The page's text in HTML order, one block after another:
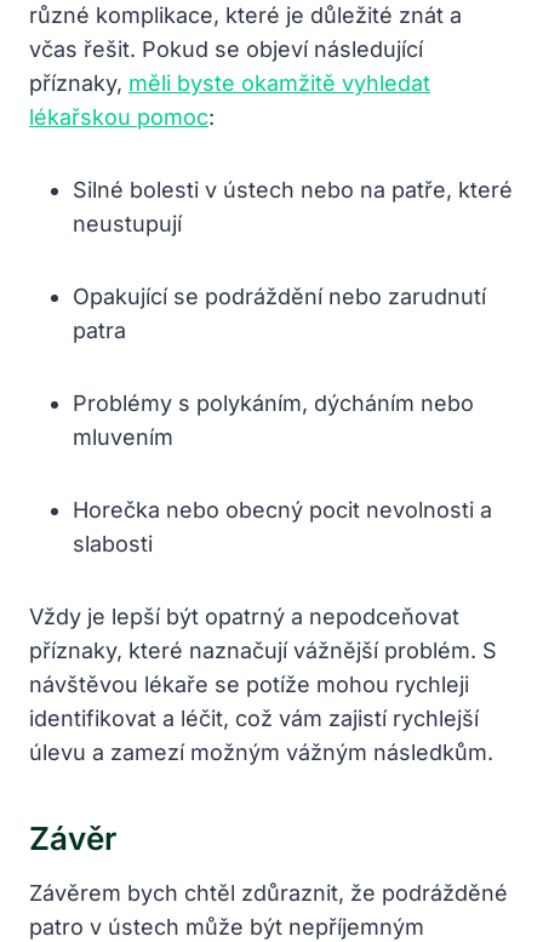
různé komplikace, které je důležité znát a
včas řešit. Pokud se objeví následující
příznaky, měli byste okamžitě vyhledat
lékařskou pomoc:
Silné bolesti v ústech nebo na patře, které
neustupují
Opakující se podráždění nebo zarudnutí
patra
Problémy s polykáním, dýcháním nebo
mluvením
Horečka nebo obecný pocit nevolnosti a
slabosti
Vždy je lepší být opatrný a nepodceňovat
příznaky, které naznačují vážnější problém. S
návštěvou lékaře se potíže mohou rychleji
identifikovat a léčit, což vám zajistí rychlejší
úlevu a zamezí možným vážným následkům.
Závěr
Závěrem bych chtěl zdůraznit, že podrážděné
patro v ústech může být nepříjemným